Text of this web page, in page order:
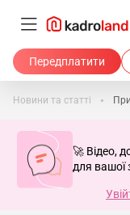
Передплатити
Новини та статті
🚀 Відео,
для вашої